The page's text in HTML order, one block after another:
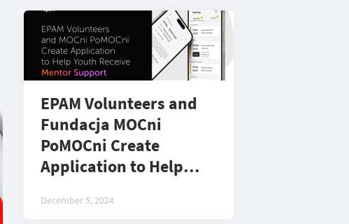
EPAM Volunteers and
Fundacja MOCni
PoMOCni Create
Application to Help
Circumstances Receive
December 5, 2024